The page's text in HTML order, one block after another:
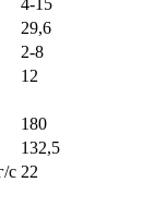
29,6
2-8
12
180
132,5
c 22